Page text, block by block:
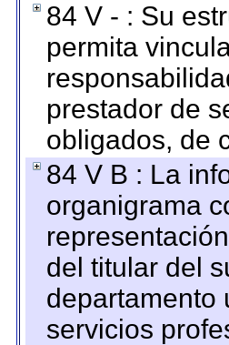
84 V - : Su
permita
prestador de
obligados, de
84 V B : La
organigrama
del titular del
departamento
servicios